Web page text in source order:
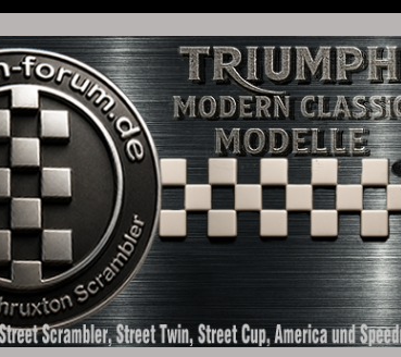
ab BJ 2001. Triumph Bonneville, Thruxton, Scrambler, Bobber,